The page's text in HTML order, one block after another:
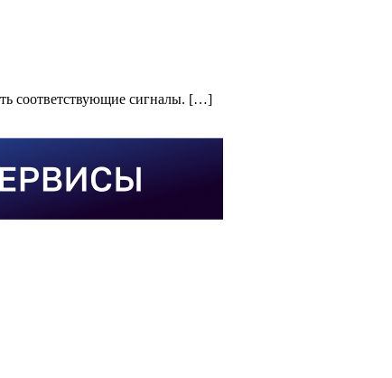
соответствующие сигналы. […]